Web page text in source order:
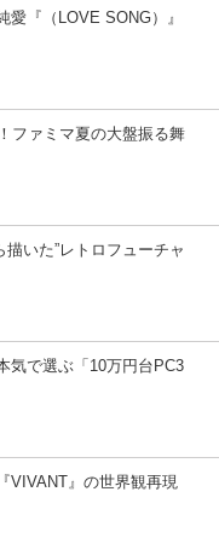
愛『（LOVE SONG）』
ファミマ夏の大盤振る舞
いた”レトロフューチャ
気で選ぶ「10万円台PC3
VIVANT』の世界観再現